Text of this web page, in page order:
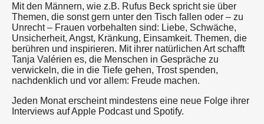
Mit den Männern, wie z.B. Rufus Beck spricht sie über
Themen, die sonst gern unter den Tisch fallen oder – zu
Unrecht – Frauen vorbehalten sind: Liebe, Schwäche,
Unsicherheit, Angst, Kränkung, Einsamkeit. Themen, die
berühren und inspirieren. Mit ihrer natürlichen Art schafft
Tanja Valérien es, die Menschen in Gespräche zu
verwickeln, die in die Tiefe gehen, Trost spenden,
nachdenklich und vor allem: Freude machen.
Jeden Monat erscheint mindestens eine neue Folge ihrer
Interviews auf Apple Podcast und Spotify.